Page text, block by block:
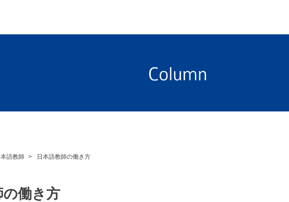
本語教師 日本語教師の働き方
の働き方